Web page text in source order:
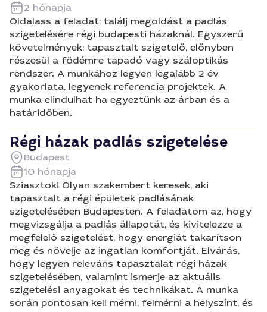
2 hónapja
Oldalass a feladat: találj megoldást a padlás
szigetelésére régi budapesti házaknál. Egyszerű
követelmények: tapasztalt szigetelő, előnyben
részesül a födémre tapadó vagy száloptikás
rendszer. A munkához legyen legalább 2 év
gyakorlata, legyenek referencia projektek. A
munka elindulhat ha egyeztünk az árban és a
határidőben.
Régi házak padlás szigetelése
Budapest
10 hónapja
Sziasztok! Olyan szakembert keresek, aki
tapasztalt a régi épületek padlásának
szigetelésében Budapesten. A feladatom az, hogy
megvizsgálja a padlás állapotát, és kivitelezze a
megfelelő szigetelést, hogy energiát takarítson
meg és növelje az ingatlan komfortját. Elvárás,
hogy legyen releváns tapasztalat régi házak
szigetelésében, valamint ismerje az aktuális
szigetelési anyagokat és technikákat. A munka
során pontosan kell mérni, felmérni a helyszínt, és